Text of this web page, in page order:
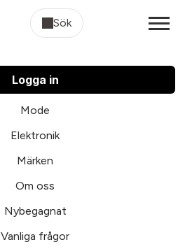
Sök
Logga in
Mode
Elektronik
Märken
Om oss
Nybegagnat
Vanliga frågor